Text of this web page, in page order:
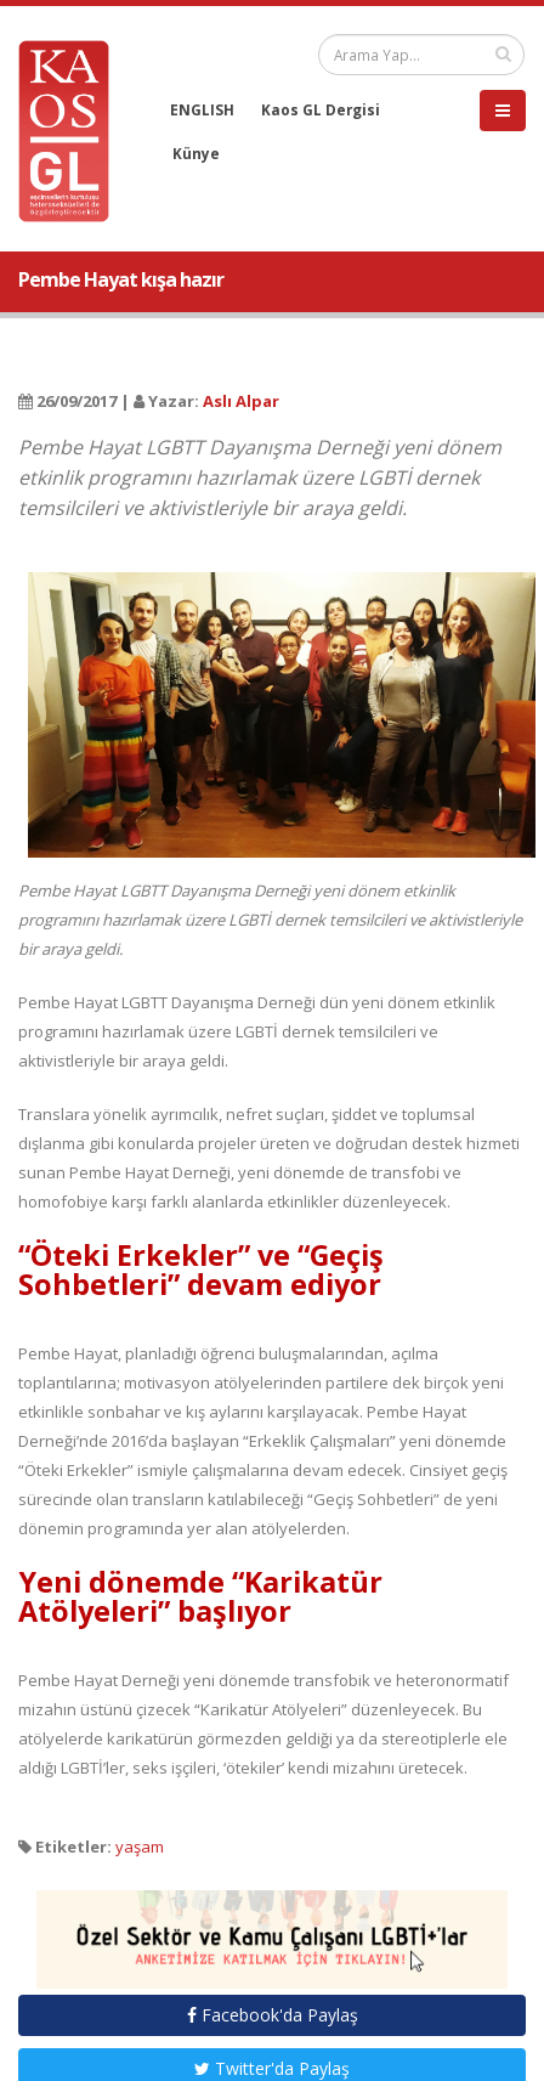
ENGLISH Kaos GL Dergisi
Künye
Pembe Hayat kışa hazır
26/09/2017 | Yazar: Aslı Alpar
Pembe Hayat LGBTT Dayanışma Derneği yeni dönem
etkinlik programını hazırlamak üzere LGBTİ dernek
temsilcileri ve aktivistleriyle bir araya geldi.
Pembe Hayat LGBTT Dayanışma Derneği yeni dönem etkinlik
programını hazırlamak üzere LGBTİ dernek temsilcileri ve aktivistleriyle
bir araya geldi.
Pembe Hayat LGBTT Dayanışma Derneği dün yeni dönem etkinlik
programını hazırlamak üzere LGBTİ dernek temsilcileri ve
aktivistleriyle bir araya geldi.
Translara yönelik ayrımcılık, nefret suçları, şiddet ve toplumsal
dışlanma gibi konularda projeler üreten ve doğrudan destek hizmeti
sunan Pembe Hayat Derneği, yeni dönemde de transfobi ve
homofobiye karşı farklı alanlarda etkinlikler düzenleyecek.
“Öteki Erkekler” ve “Geçiş
Sohbetleri” devam ediyor
Pembe Hayat, planladığı öğrenci buluşmalarından, açılma
toplantılarına; motivasyon atölyelerinden partilere dek birçok yeni
etkinlikle sonbahar ve kış aylarını karşılayacak. Pembe Hayat
Derneği’nde 2016’da başlayan “Erkeklik Çalışmaları” yeni dönemde
“Öteki Erkekler” ismiyle çalışmalarına devam edecek. Cinsiyet geçiş
sürecinde olan transların katılabileceği “Geçiş Sohbetleri” de yeni
dönemin programında yer alan atölyelerden.
Yeni dönemde “Karikatür
Atölyeleri” başlıyor
Pembe Hayat Derneği yeni dönemde transfobik ve heteronormatif
mizahın üstünü çizecek “Karikatür Atölyeleri” düzenleyecek. Bu
atölyelerde karikatürün görmezden geldiği ya da stereotiplerle ele
aldığı LGBTİ’ler, seks işçileri, ‘ötekiler’ kendi mizahını üretecek.
Etiketler: yaşam
Facebook'da Paylaş
Twitter'da Paylaş